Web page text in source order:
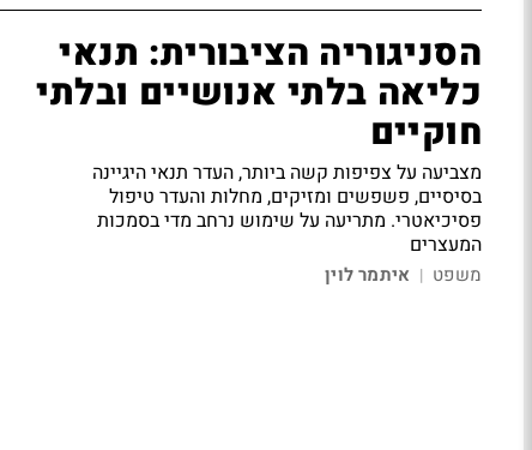
הסניגוריה הציבורית: תנאי
כליאה בלתי אנושיים ובלתי
חוקיים
מצביעה על צפיפות קשה ביותר, העדר תנאי היגיינה
בסיסיים, פשפשים ומזיקים, מחלות והעדר טיפול
פסיכיאטרי. מתריעה על שימוש נרחב מדי בסמכות
המעצרים
משפט | איתמר לוין